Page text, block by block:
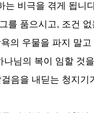
는 비극을 겪게 됩니
를 품으시고, 조건
의 우물을 파지 말고
님의 복이 임할 것
음을 내딛는 청지기